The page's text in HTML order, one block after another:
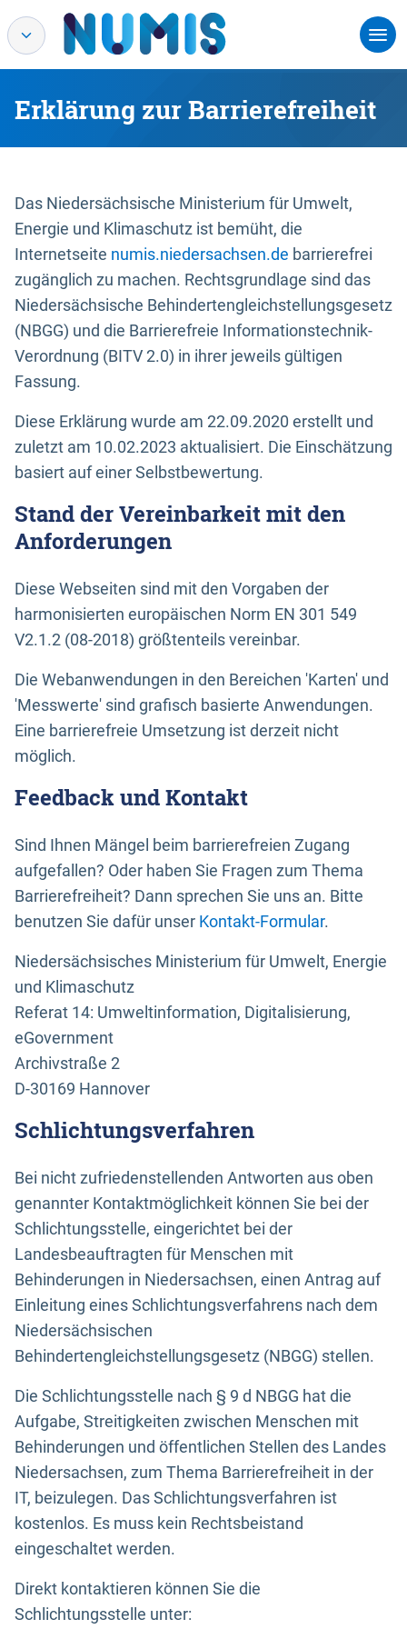
Erklärung zur Barrierefreiheit
Das Niedersächsische Ministerium für Umwelt,
Energie und Klimaschutz ist bemüht, die
Internetseite numis.niedersachsen.de barrierefrei
zugänglich zu machen. Rechtsgrundlage sind das
Niedersächsische Behindertengleichstellungsgesetz
(NBGG) und die Barrierefreie Informationstechnik-
Verordnung (BITV 2.0) in ihrer jeweils gültigen
Fassung.
Diese Erklärung wurde am 22.09.2020 erstellt und
zuletzt am 10.02.2023 aktualisiert. Die Einschätzung
basiert auf einer Selbstbewertung.
Stand der Vereinbarkeit mit den
Anforderungen
Diese Webseiten sind mit den Vorgaben der
harmonisierten europäischen Norm EN 301 549
V2.1.2 (08-2018) größtenteils vereinbar.
Die Webanwendungen in den Bereichen 'Karten' und
'Messwerte' sind grafisch basierte Anwendungen.
Eine barrierefreie Umsetzung ist derzeit nicht
möglich.
Feedback und Kontakt
Sind Ihnen Mängel beim barrierefreien Zugang
aufgefallen? Oder haben Sie Fragen zum Thema
Barrierefreiheit? Dann sprechen Sie uns an. Bitte
benutzen Sie dafür unser Kontakt-Formular.
Niedersächsisches Ministerium für Umwelt, Energie
und Klimaschutz
Referat 14: Umweltinformation, Digitalisierung,
eGovernment
Archivstraße 2
D-30169 Hannover
Schlichtungsverfahren
Bei nicht zufriedenstellenden Antworten aus oben
genannter Kontaktmöglichkeit können Sie bei der
Schlichtungsstelle, eingerichtet bei der
Landesbeauftragten für Menschen mit
Behinderungen in Niedersachsen, einen Antrag auf
Einleitung eines Schlichtungsverfahrens nach dem
Niedersächsischen
Behindertengleichstellungsgesetz (NBGG) stellen.
Die Schlichtungsstelle nach § 9 d NBGG hat die
Aufgabe, Streitigkeiten zwischen Menschen mit
Behinderungen und öffentlichen Stellen des Landes
Niedersachsen, zum Thema Barrierefreiheit in der
IT, beizulegen. Das Schlichtungsverfahren ist
kostenlos. Es muss kein Rechtsbeistand
eingeschaltet werden.
Direkt kontaktieren können Sie die
Schlichtungsstelle unter: